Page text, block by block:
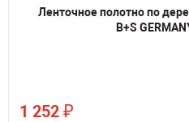
Ленточное полотно по
B+S
1 252 ₽